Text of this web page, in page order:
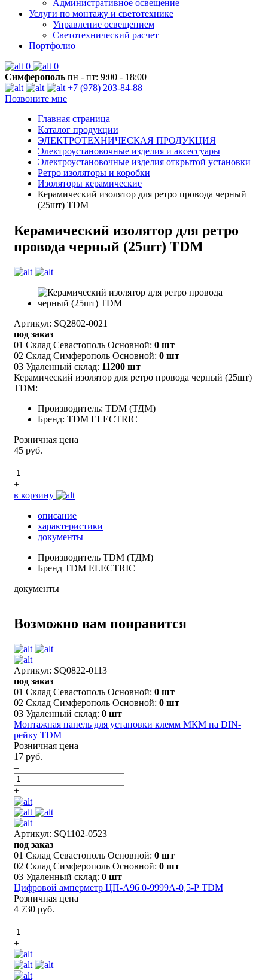
Административное освещение
Услуги по монтажу и светотехнике
Управление освещением
Светотехнический расчет
Портфолио
0
0
Симферополь пн - пт: 9:00 - 18:00
+7 (978) 203-84-88
Позвоните мне
Главная страница
Каталог продукции
ЭЛЕКТРОТЕХНИЧЕСКАЯ ПРОДУКЦИЯ
Электроустановочные изделия и аксессуары
Электроустановочные изделия открытой установки
Ретро изоляторы и коробки
Изоляторы керамические
Керамический изолятор для ретро провода черный
(25шт) TDM
Керамический изолятор для ретро
провода черный (25шт) TDM
Артикул: SQ2802-0021
под заказ
01 Склад Севастополь Основной: 0 шт
02 Склад Симферополь Основной: 0 шт
03 Удаленный склад: 11200 шт
Керамический изолятор для ретро провода черный (25шт)
TDM:
Производитель: TDM (ТДМ)
Бренд: TDM ELECTRIC
Розничная цена
45 руб.
–
+
в корзину
описание
характеристики
документы
Производитель TDM (ТДМ)
Бренд TDM ELECTRIC
документы
Возможно вам понравится
Артикул: SQ0822-0113
под заказ
01 Склад Севастополь Основной: 0 шт
02 Склад Симферополь Основной: 0 шт
03 Удаленный склад: 0 шт
Монтажная панель для установки клемм МКМ на DIN-
рейку TDM
Розничная цена
17 руб.
–
+
Артикул: SQ1102-0523
под заказ
01 Склад Севастополь Основной: 0 шт
02 Склад Симферополь Основной: 0 шт
03 Удаленный склад: 0 шт
Цифровой амперметр ЦП-А96 0-9999А-0,5-Р TDM
Розничная цена
4 730 руб.
–
+